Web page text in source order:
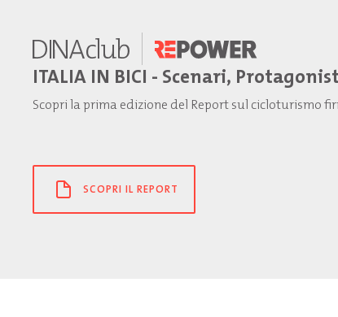
ITALIA IN BICI - Scenari,
Scopri la prima edizione del Report sul cicloturismo
SCOPRI IL REPORT